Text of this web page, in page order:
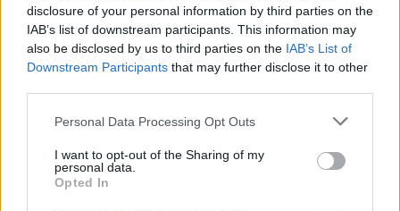
disclosure of your personal information by third parties on the
IAB’s list of downstream participants. This information may
also be disclosed by us to third parties on the IAB’s List of
Downstream Participants that may further disclose it to other
Personal Data Processing Opt Outs
I want to opt-out of the Sharing of my
personal data.
Opted In
Staran luetuimmat